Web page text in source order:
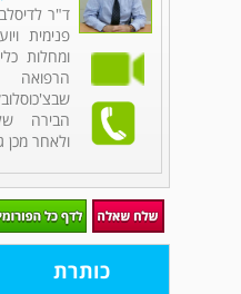
ד"ר
פנימית
ומחלות
הבירה
ולאחר מכן
כותרת